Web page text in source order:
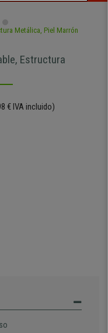
Estructura
€ IVA incluido)